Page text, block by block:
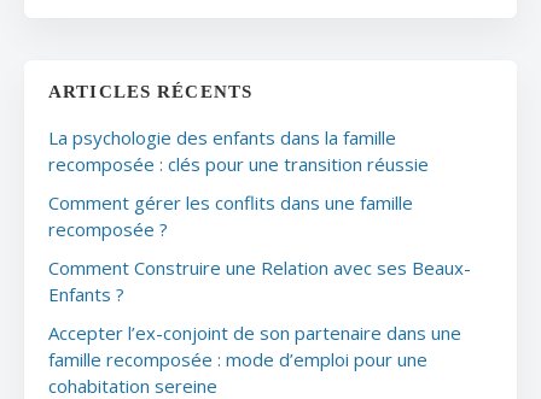
ARTICLES RÉCENTS
La psychologie des enfants dans la famille
recomposée : clés pour une transition réussie
Comment gérer les conflits dans une famille
recomposée ?
Comment Construire une Relation avec ses Beaux-
Enfants ?
Accepter l’ex-conjoint de son partenaire dans une
famille recomposée : mode d’emploi pour une
cohabitation sereine